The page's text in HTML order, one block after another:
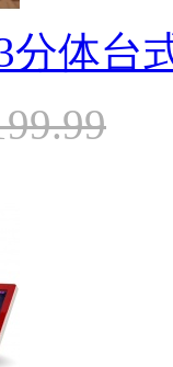
分体台